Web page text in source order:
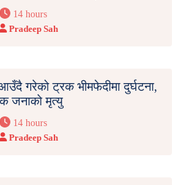
14 hours
Pradeep Sah
गरेको ट्रक भीमफेदीमा दुर्घटना,
जनाको मृत्यु
14 hours
Pradeep Sah